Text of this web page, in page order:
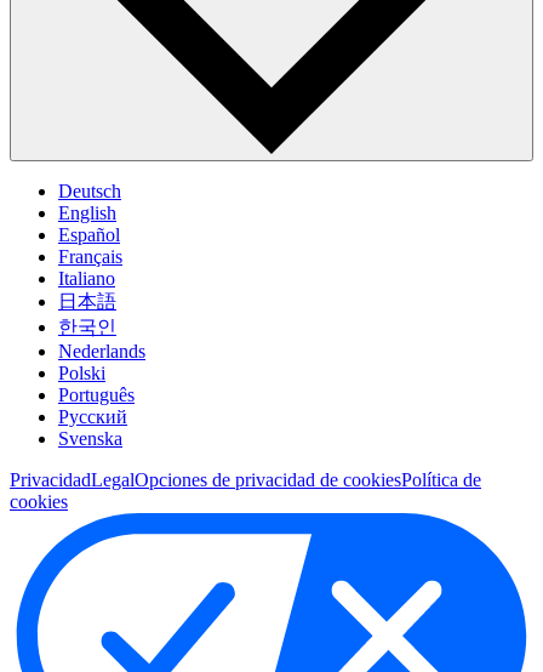
Deutsch
English
Español
Français
Italiano
日本語
한국인
Nederlands
Polski
Português
Pусский
Svenska
PrivacidadLegalOpciones de privacidad de cookiesPolítica de
cookies